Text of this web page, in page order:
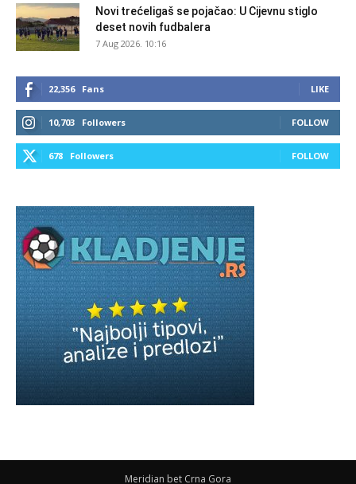
Novi trećeligaš se pojačao: U Cijevnu stiglo
deset novih fudbalera
7 Aug 2026. 10:16
22,356 Fans LIKE
10,703 Followers FOLLOW
678 Followers FOLLOW
Meridian bet Crna Gora